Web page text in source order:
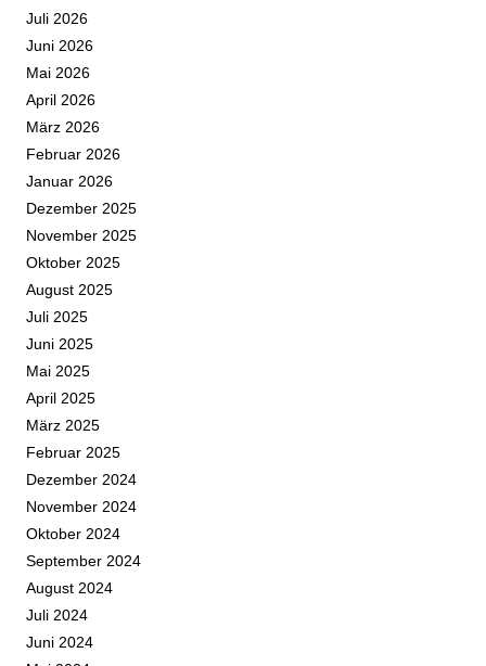
Juli 2026
Juni 2026
Mai 2026
April 2026
März 2026
Februar 2026
Januar 2026
Dezember 2025
November 2025
Oktober 2025
August 2025
Juli 2025
Juni 2025
Mai 2025
April 2025
März 2025
Februar 2025
Dezember 2024
November 2024
Oktober 2024
September 2024
August 2024
Juli 2024
Juni 2024